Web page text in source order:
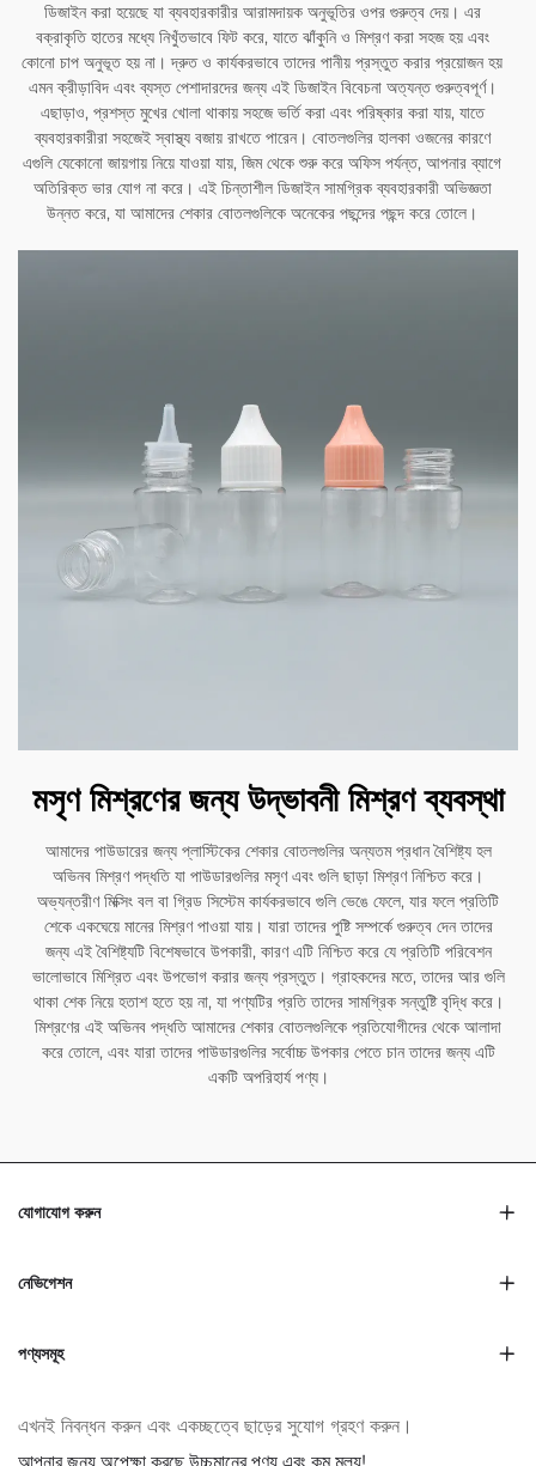
ডিজাইন করা হয়েছে যা ব্যবহারকারীর আরামদায়ক অনুভূতির ওপর গুরুত্ব দেয়। এর
বক্রাকৃতি হাতের মধ্যে নিখুঁতভাবে ফিট করে, যাতে ঝাঁকুনি ও মিশ্রণ করা সহজ হয় এবং
কোনো চাপ অনুভূত হয় না। দ্রুত ও কার্যকরভাবে তাদের পানীয় প্রস্তুত করার প্রয়োজন হয়
এমন ক্রীড়াবিদ এবং ব্যস্ত পেশাদারদের জন্য এই ডিজাইন বিবেচনা অত্যন্ত গুরুত্বপূর্ণ।
এছাড়াও, প্রশস্ত মুখের খোলা থাকায় সহজে ভর্তি করা এবং পরিষ্কার করা যায়, যাতে
ব্যবহারকারীরা সহজেই স্বাস্থ্য বজায় রাখতে পারেন। বোতলগুলির হালকা ওজনের কারণে
এগুলি যেকোনো জায়গায় নিয়ে যাওয়া যায়, জিম থেকে শুরু করে অফিস পর্যন্ত, আপনার ব্যাগে
অতিরিক্ত ভার যোগ না করে। এই চিন্তাশীল ডিজাইন সামগ্রিক ব্যবহারকারী অভিজ্ঞতা
উন্নত করে, যা আমাদের শেকার বোতলগুলিকে অনেকের পছন্দের পছন্দ করে তোলে।
মসৃণ মিশ্রণের জন্য উদ্ভাবনী মিশ্রণ ব্যবস্থা
আমাদের পাউডারের জন্য প্লাস্টিকের শেকার বোতলগুলির অন্যতম প্রধান বৈশিষ্ট্য হল
অভিনব মিশ্রণ পদ্ধতি যা পাউডারগুলির মসৃণ এবং গুলি ছাড়া মিশ্রণ নিশ্চিত করে।
অভ্যন্তরীণ মিক্সিং বল বা গ্রিড সিস্টেম কার্যকরভাবে গুলি ভেঙে ফেলে, যার ফলে প্রতিটি
শেকে একঘেয়ে মানের মিশ্রণ পাওয়া যায়। যারা তাদের পুষ্টি সম্পর্কে গুরুত্ব দেন তাদের
জন্য এই বৈশিষ্ট্যটি বিশেষভাবে উপকারী, কারণ এটি নিশ্চিত করে যে প্রতিটি পরিবেশন
ভালোভাবে মিশ্রিত এবং উপভোগ করার জন্য প্রস্তুত। গ্রাহকদের মতে, তাদের আর গুলি
থাকা শেক নিয়ে হতাশ হতে হয় না, যা পণ্যটির প্রতি তাদের সামগ্রিক সন্তুষ্টি বৃদ্ধি করে।
মিশ্রণের এই অভিনব পদ্ধতি আমাদের শেকার বোতলগুলিকে প্রতিযোগীদের থেকে আলাদা
করে তোলে, এবং যারা তাদের পাউডারগুলির সর্বোচ্চ উপকার পেতে চান তাদের জন্য এটি
একটি অপরিহার্য পণ্য।
যোগাযোগ করুন
নেভিগেশন
পণ্যসমূহ
এখনই নিবন্ধন করুন এবং একচ্ছত্বে ছাড়ের সুযোগ গ্রহণ করুন।